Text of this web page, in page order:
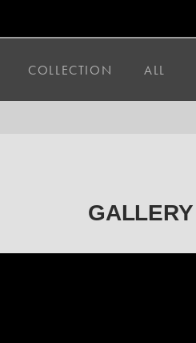
COLLECTION ALL
GALLERY